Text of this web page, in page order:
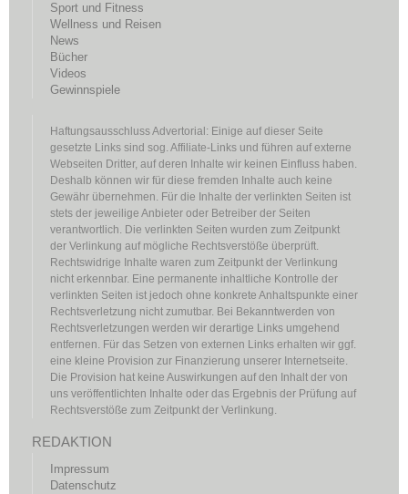
Sport und Fitness
Wellness und Reisen
News
Bücher
Videos
Gewinnspiele
Haftungsausschluss Advertorial: Einige auf dieser Seite
gesetzte Links sind sog. Affiliate-Links und führen auf externe
Webseiten Dritter, auf deren Inhalte wir keinen Einfluss haben.
Deshalb können wir für diese fremden Inhalte auch keine
Gewähr übernehmen. Für die Inhalte der verlinkten Seiten ist
stets der jeweilige Anbieter oder Betreiber der Seiten
verantwortlich. Die verlinkten Seiten wurden zum Zeitpunkt
der Verlinkung auf mögliche Rechtsverstöße überprüft.
Rechtswidrige Inhalte waren zum Zeitpunkt der Verlinkung
nicht erkennbar. Eine permanente inhaltliche Kontrolle der
verlinkten Seiten ist jedoch ohne konkrete Anhaltspunkte einer
Rechtsverletzung nicht zumutbar. Bei Bekanntwerden von
Rechtsverletzungen werden wir derartige Links umgehend
entfernen. Für das Setzen von externen Links erhalten wir ggf.
eine kleine Provision zur Finanzierung unserer Internetseite.
Die Provision hat keine Auswirkungen auf den Inhalt der von
uns veröffentlichten Inhalte oder das Ergebnis der Prüfung auf
Rechtsverstöße zum Zeitpunkt der Verlinkung.
REDAKTION
Impressum
Datenschutz